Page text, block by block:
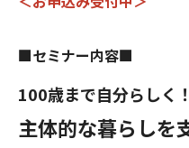
■セミナー内容■
100歳まで自分らしく！
主体的な暮らしを